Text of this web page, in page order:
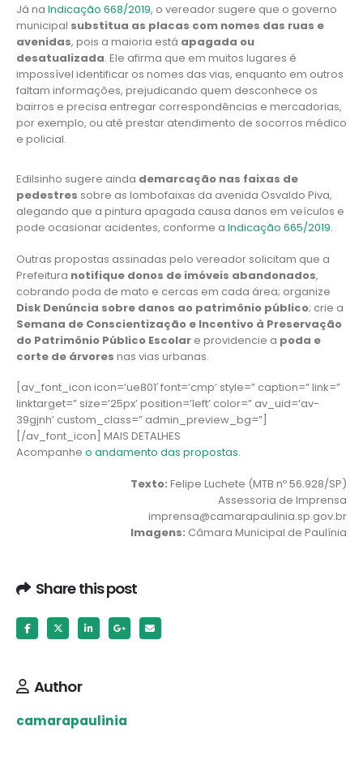
Já na Indicação 668/2019, o vereador sugere que o governo
municipal substitua as placas com nomes das ruas e
avenidas, pois a maioria está apagada ou
desatualizada. Ele afirma que em muitos lugares é
impossível identificar os nomes das vias, enquanto em outros
faltam informações, prejudicando quem desconhece os
bairros e precisa entregar correspondências e mercadorias,
por exemplo, ou até prestar atendimento de socorros médico
e policial.
Edilsinho sugere ainda demarcação nas faixas de
pedestres sobre as lombofaixas da avenida Osvaldo Piva,
alegando que a pintura apagada causa danos em veículos e
pode ocasionar acidentes, conforme a Indicação 665/2019.
Outras propostas assinadas pelo vereador solicitam que a
Prefeitura notifique donos de imóveis abandonados,
cobrando poda de mato e cercas em cada área; organize
Disk Denúncia sobre danos ao patrimônio público; crie a
Semana de Conscientização e Incentivo à Preservação
do Patrimônio Público Escolar e providencie a poda e
corte de árvores nas vias urbanas.
[av_font_icon icon=’ue801′ font=’cmp’ style=” caption=” link=”
linktarget=” size=’25px’ position=’left’ color=” av_uid=’av-
39gjnh’ custom_class=” admin_preview_bg=”]
[/av_font_icon] MAIS DETALHES
Acompanhe o andamento das propostas.
Texto: Felipe Luchete (MTB nº 56.928/SP)
Assessoria de Imprensa
imprensa@camarapaulinia.sp.gov.br
Imagens: Câmara Municipal de Paulínia
Share this post
Author
camarapaulinia